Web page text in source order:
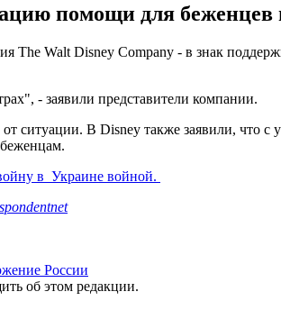
помощи для
The Walt Disney Company - в знак
- заявили представители компании.
В Disney также заявили, что с
в Украине войной.
России
об этом редакции.